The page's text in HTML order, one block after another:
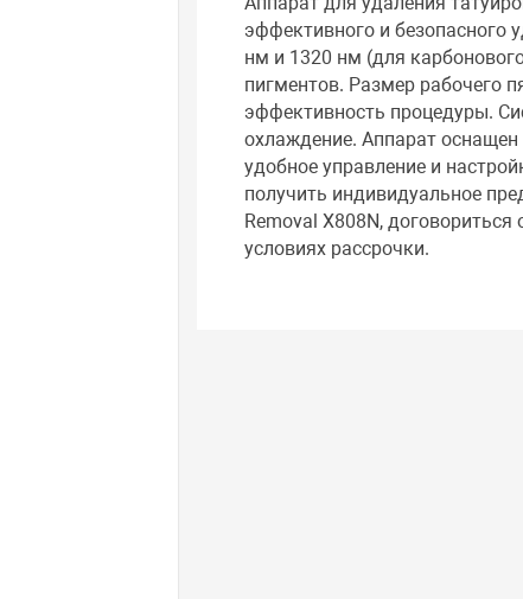
эффективного и безопасного
нм и 1320 нм (для
пигментов. Размер рабочего
эффективность процедуры.
охлаждение. Аппарат
удобное управление и
получить индивидуальное
Removal X808N,
условиях рассрочки.